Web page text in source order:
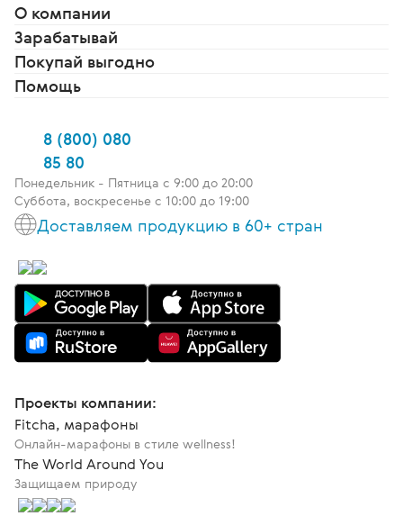
О компании
Зарабатывай
Покупай выгодно
Помощь
8 (800) 080
85 80
Понедельник - Пятница c 9:00 до 20:00
Суббота, воскресенье с 10:00 до 19:00
Доставляем продукцию в 60+ стран
Проекты компании:
Fitcha, марафоны
Онлайн-марафоны в стиле wellness!
The World Around You
Защищаем природу